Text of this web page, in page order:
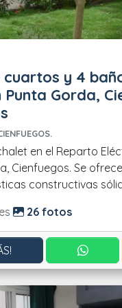
cuartos y 4
Punta Gorda,
en el Reparto
Cienfuegos. Se
constructivas
26 fotos